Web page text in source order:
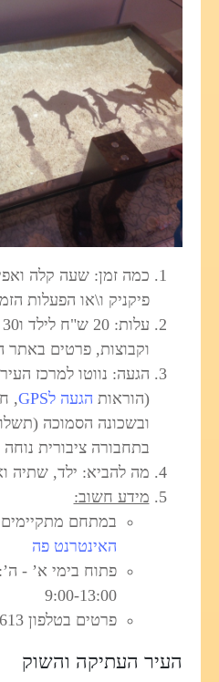
כמה זמן: שעה קלה
פיקניק ו\או הפעלות
וקבוצות, פרטים באתר
הגעה: נווטו למרכז
(הוראות הגעה לGPS
,
ובשכונה הסמוכה
בתחבורה ציבורית נוחה
מה להביא: ילד, שתיה
מידע חשוב:
במתחם מתקיימים
האינטרנט פה
9:00-13:00
פרטים בטלפון08-
העיר העתיקה והשוק